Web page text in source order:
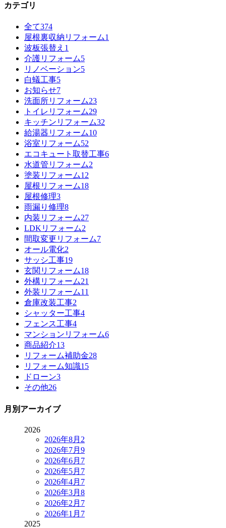
カテゴリ
全て374
屋根裏収納リフォーム1
波板張替え 1
介護リフォーム5
リノベーション5
白蟻工事5
お知らせ7
洗面所リフォーム23
トイレリフォーム29
キッチンリフォーム32
給湯器リフォーム10
浴室リフォーム52
エコキュート取替工事6
水道管リフォーム2
塗装リフォーム12
屋根リフォーム18
屋根修理3
雨漏り修理8
内装リフォーム27
LDKリフォーム2
間取変更リフォーム7
オール電化2
サッシ工事19
玄関リフォーム18
外構リフォーム21
外装リフォーム11
倉庫改装工事2
シャッター工事4
フェンス工事4
マンションリフォーム6
商品紹介13
リフォーム補助金28
リフォーム知識15
ドローン3
その他26
月別アーカイブ
2026
2026年8月 2
2026年7月 9
2026年6月 7
2026年5月 7
2026年4月 7
2026年3月 8
2026年2月 7
2026年1月 7
2025